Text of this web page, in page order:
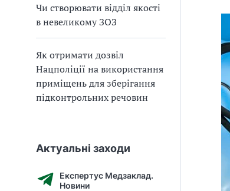
Чи створювати відділ якості
в невеликому ЗОЗ
Як отримати дозвіл
Нацполіції на використання
приміщень для зберігання
підконтрольних речовин
Актуальні заходи
Експертус Медзаклад.
Новини